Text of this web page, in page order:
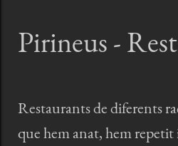
Pirineus -
Restaurants de diferents
que hem anat, hem repetit